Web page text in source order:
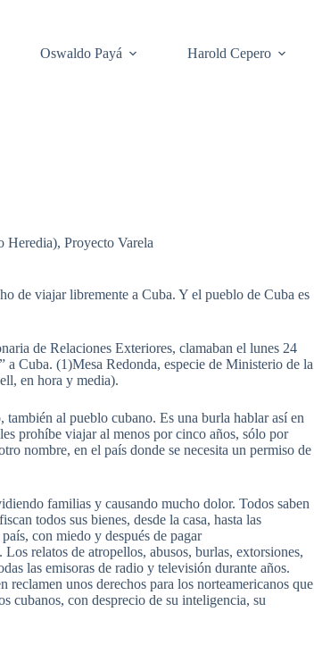
Oswaldo Payá Harold Cepero
Heredia), Proyecto Varela
de viajar libremente a Cuba. Y el pueblo de Cuba es
de Relaciones Exteriores, clamaban el lunes 24
Cuba. (1)Mesa Redonda, especie de Ministerio de la
en hora y media).
al pueblo cubano. Es una burla hablar así en
prohíbe viajar al menos por cinco años, sólo por
nombre, en el país donde se necesita un permiso de
familias y causando mucho dolor. Todos saben
todos sus bienes, desde la casa, hasta las
con miedo y después de pagar
relatos de atropellos, abusos, burlas, extorsiones,
las emisoras de radio y televisión durante años.
unos derechos para los norteamericanos que
cubanos, con desprecio de su inteligencia, su